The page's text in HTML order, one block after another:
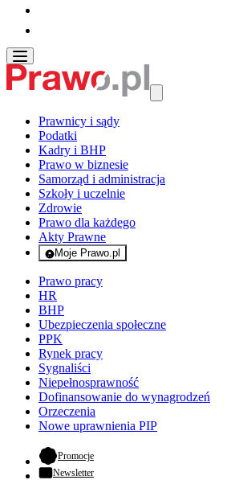
Prawnicy i sądy
Podatki
Kadry i BHP
Prawo w biznesie
Samorząd i administracja
Szkoły i uczelnie
Zdrowie
Prawo dla każdego
Akty Prawne
Moje Prawo.pl
- rejestracja i logowanie do serwisu
Prawo pracy
HR
BHP
Ubezpieczenia społeczne
PPK
Rynek pracy
Sygnaliści
Niepełnosprawność
Dofinansowanie do wynagrodzeń
Orzeczenia
Nowe uprawnienia PIP
Promocje- otwiera się w nowej karcie
Newsletter